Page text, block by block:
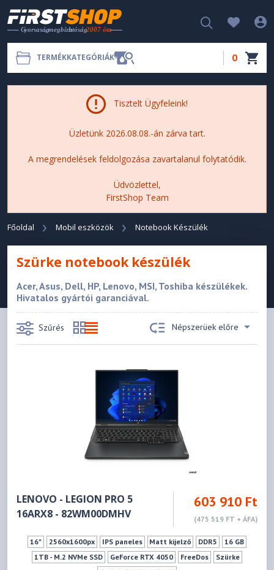
TERMÉKKATEGÓRIÁK 0
Tisztelt Ügyfeleink!
Üzletünk 2026.08.08.-án zárva tart.
A megrendelések feldolgozása zavartalanul folytatódik.
Üdvözlettel,
FirstShop Team
Főoldal Mobil eszközök Notebook Készülék
Szürke notebook készülék
Acer, Asus, Dell, HP, Lenovo, MSI, Toshiba készülékek.
Hivatalos gyártói garanciával.
Szűrés Népszerüek előre
LENOVO - LEGION PRO 5
16ARX8 - 82WM00DMHV
603 910 Ft
(475 519 FT + ÁFA)
16" 2560x1600px IPS paneles Matt kijelző DDR5
16 GB
1TB - M.2 NVMe SSD
GeForce RTX 4050 FreeDos
Szürke